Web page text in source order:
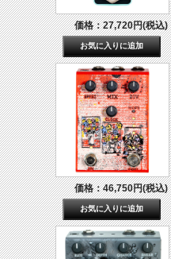
価格：27,720円(税込)
価格：46,750円(税込)